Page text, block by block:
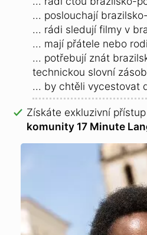
... poslouchají
... rádi sledují filmy v
... mají přátele nebo
... potřebují znát
technickou slovní
... by chtěli vycestovat
Získáte exkluzivní
komunity 17 Minute